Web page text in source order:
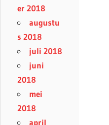
er 2018
augustu
s 2018
juli 2018
juni
2018
mei
2018
april